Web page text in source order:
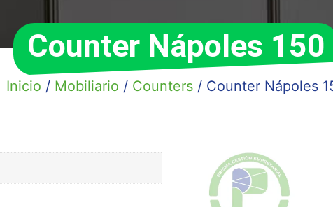
Counter Nápoles 150
Inicio / Mobiliario / Counters / Counter Nápoles